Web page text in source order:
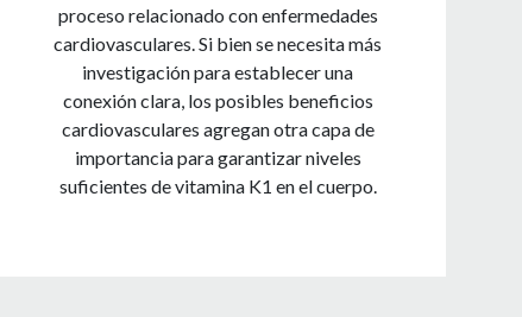
proceso relacionado con enfermedades
cardiovasculares. Si bien se necesita más
investigación para establecer una
conexión clara, los posibles beneficios
cardiovasculares agregan otra capa de
importancia para garantizar niveles
suficientes de vitamina K1 en el cuerpo.